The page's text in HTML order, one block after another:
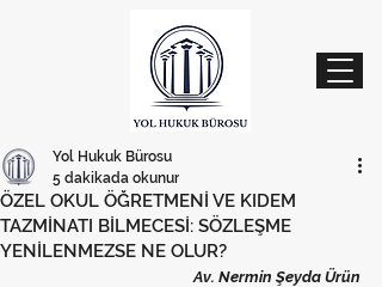
ÖZEL OKUL ÖĞRETMENİ VE KIDEM
TAZMİNATI BİLMECESİ: SÖZLEŞME
YENİLENMEZSE NE OLUR?
Yol Hukuk Bürosu
5 dakikada okunur
Av. Nermin Şeyda Ürün